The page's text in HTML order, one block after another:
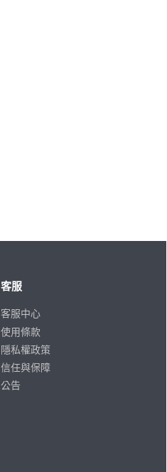
客服
客服中心
使用條款
隱私權政策
信任與保障
公告